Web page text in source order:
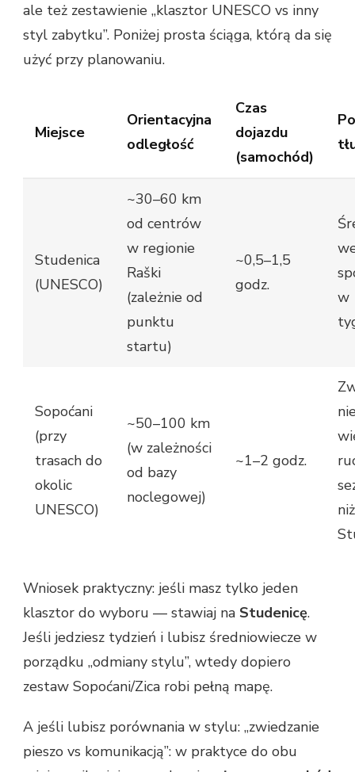
ale też zestawienie „klasztor UNESCO vs inny
styl zabytku”. Poniżej prosta ściąga, którą da się
użyć przy planowaniu.
Miejsce
Orientacyjna
odległość
Czas
dojazdu
(samochód)
Studenica
(UNESCO)
~30–60 km
od centrów
w regionie
Raški
(zależnie od
punktu
startu)
~0,5–1,5
godz.
w
Sopoćani
(przy
trasach do
okolic
UNESCO)
~50–100 km
(w zależności
od bazy
noclegowej)
~1–2 godz.
Wniosek praktyczny: jeśli masz tylko jeden
klasztor do wyboru — stawiaj na Studenicę.
Jeśli jedziesz tydzień i lubisz średniowiecze w
porządku „odmiany stylu”, wtedy dopiero
zestaw Sopoćani/Zica robi pełną mapę.
A jeśli lubisz porównania w stylu: „zwiedzanie
pieszo vs komunikacją”: w praktyce do obu